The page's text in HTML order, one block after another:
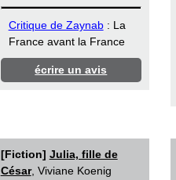
Critique de Zaynab: La
France avant la France
écrire un avis
[Fiction] Julia, fille de
César, Viviane Koenig